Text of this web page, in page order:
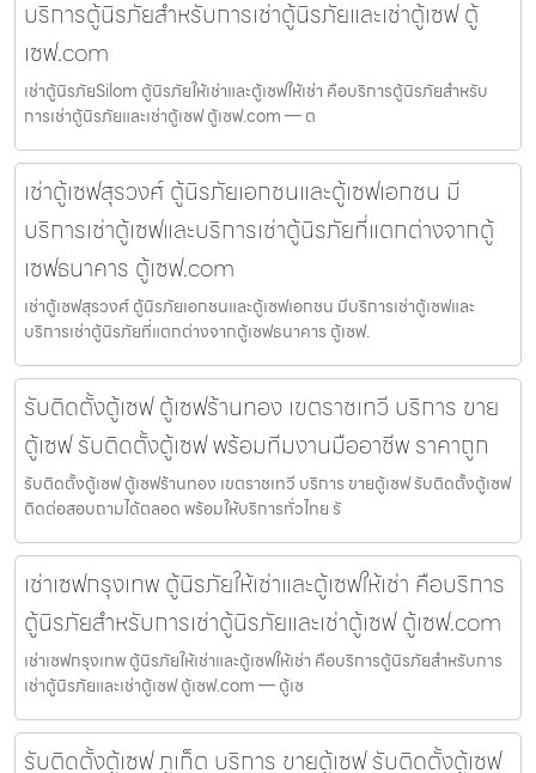
บริการตู้นิรภัยสำหรับการเช่าตู้นิรภัยและเช่าตู้เซฟ ตู้
เซฟ.com
เช่าตู้นิรภัยSilom ตู้นิรภัยให้เช่าและตู้เซฟให้เช่า คือบริการตู้นิรภัยสำหรับ
การเช่าตู้นิรภัยและเช่าตู้เซฟ ตู้เซฟ.com — ต
เช่าตู้เซฟสุรวงศ์ ตู้นิรภัยเอกชนและตู้เซฟเอกชน มี
บริการเช่าตู้เซฟและบริการเช่าตู้นิรภัยที่แตกต่างจากตู้
เซฟธนาคาร ตู้เซฟ.com
เช่าตู้เซฟสุรวงศ์ ตู้นิรภัยเอกชนและตู้เซฟเอกชน มีบริการเช่าตู้เซฟและ
บริการเช่าตู้นิรภัยที่แตกต่างจากตู้เซฟธนาคาร ตู้เซฟ.
รับติดตั้งตู้เซฟ ตู้เซฟร้านทอง เขตราชเทวี บริการ ขาย
ตู้เซฟ รับติดตั้งตู้เซฟ พร้อมทีมงานมืออาชีพ ราคาถูก
รับติดตั้งตู้เซฟ ตู้เซฟร้านทอง เขตราชเทวี บริการ ขายตู้เซฟ รับติดตั้งตู้เซฟ
ติดต่อสอบถามได้ตลอด พร้อมให้บริการทั่วไทย รั
เช่าเซฟกรุงเทพ ตู้นิรภัยให้เช่าและตู้เซฟให้เช่า คือบริการ
ตู้นิรภัยสำหรับการเช่าตู้นิรภัยและเช่าตู้เซฟ ตู้เซฟ.com
เช่าเซฟกรุงเทพ ตู้นิรภัยให้เช่าและตู้เซฟให้เช่า คือบริการตู้นิรภัยสำหรับการ
เช่าตู้นิรภัยและเช่าตู้เซฟ ตู้เซฟ.com — ตู้เซ
รับติดตั้งตู้เซฟ ภูเก็ต บริการ ขายตู้เซฟ รับติดตั้งตู้เซฟ